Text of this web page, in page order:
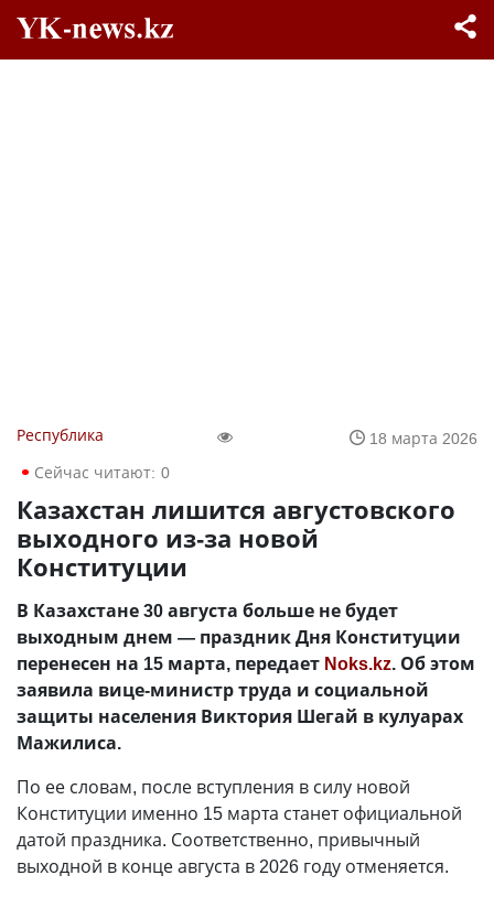
Республика
18 марта 2026
Сейчас читают: 0
Казахстан лишится августовского
выходного из-за новой
Конституции
В Казахстане 30 августа больше не будет
выходным днем — праздник Дня Конституции
перенесен на 15 марта, передает Noks.kz. Об этом
заявила вице-министр труда и социальной
защиты населения Виктория Шегай в кулуарах
Мажилиса.
По ее словам, после вступления в силу новой
Конституции именно 15 марта станет официальной
датой праздника. Соответственно, привычный
выходной в конце августа в 2026 году отменяется.